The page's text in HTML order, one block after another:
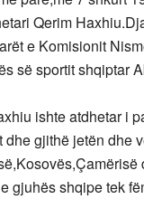
Qerim
e Komisionit
së sportit shqiptar
ishte atdhetar i
dhe gjithë jetën dhe
gjuhës shqipe tek